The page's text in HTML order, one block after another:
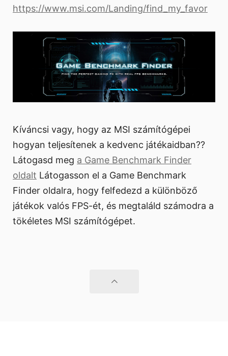
https://www.msi.com/Landing/find_my_favor
Kíváncsi vagy, hogy az MSI számítógépei
hogyan teljesítenek a kedvenc játékaidban??
Látogasd meg a Game Benchmark Finder
oldalt Látogasson el a Game Benchmark
Finder oldalra, hogy felfedezd a különböző
játékok valós FPS-ét, és megtaláld számodra a
tökéletes MSI számítógépet.